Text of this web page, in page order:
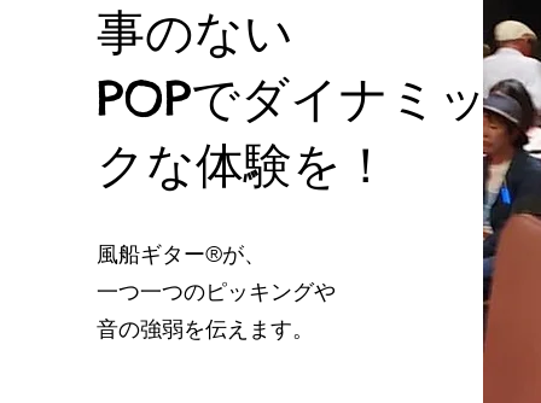
事のない
POPでダイナミッ
クな体験を！
風船ギター®が、
一つ一つのピッキングや
音の強弱を伝えます。